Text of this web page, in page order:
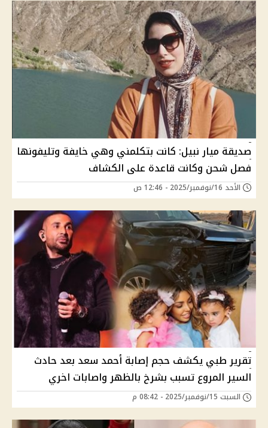
صديقة ميار نبيل: كانت بتكلمني وهي خايفة وتليفونها
فصل شحن وكانت قاعدة على الكشاف
الأحد 16/نوفمبر/2025 - 12:46 ص
تقرير طبي يكشف حجم إصابة أحمد سعد بعد حادث
السير المروع تسبب بشرخ بالظهر واصابات اخري
السبت 15/نوفمبر/2025 - 08:42 م